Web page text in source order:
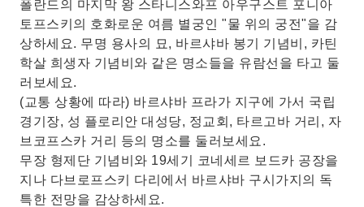
폴란드의 마지막 왕 스타니스와프 아우구스트 포니아
토프스키의 호화로운 여름 별궁인 "물 위의 궁전"을 감
상하세요. 무명 용사의 묘, 바르샤바 봉기 기념비, 카틴
학살 희생자 기념비와 같은 명소들을 유람선을 타고 둘
러보세요.
(교통 상황에 따라) 바르샤바 프라가 지구에 가서 국립 ​​
경기장, 성 플로리안 대성당, 정교회, 타르고바 거리, 자
브코프스카 거리 등의 명소를 둘러보세요.
무장 형제단 기념비와 19세기 코네세르 보드카 공장을
지나 다브로프스키 다리에서 바르샤바 구시가지의 독
특한 전망을 감상하세요.